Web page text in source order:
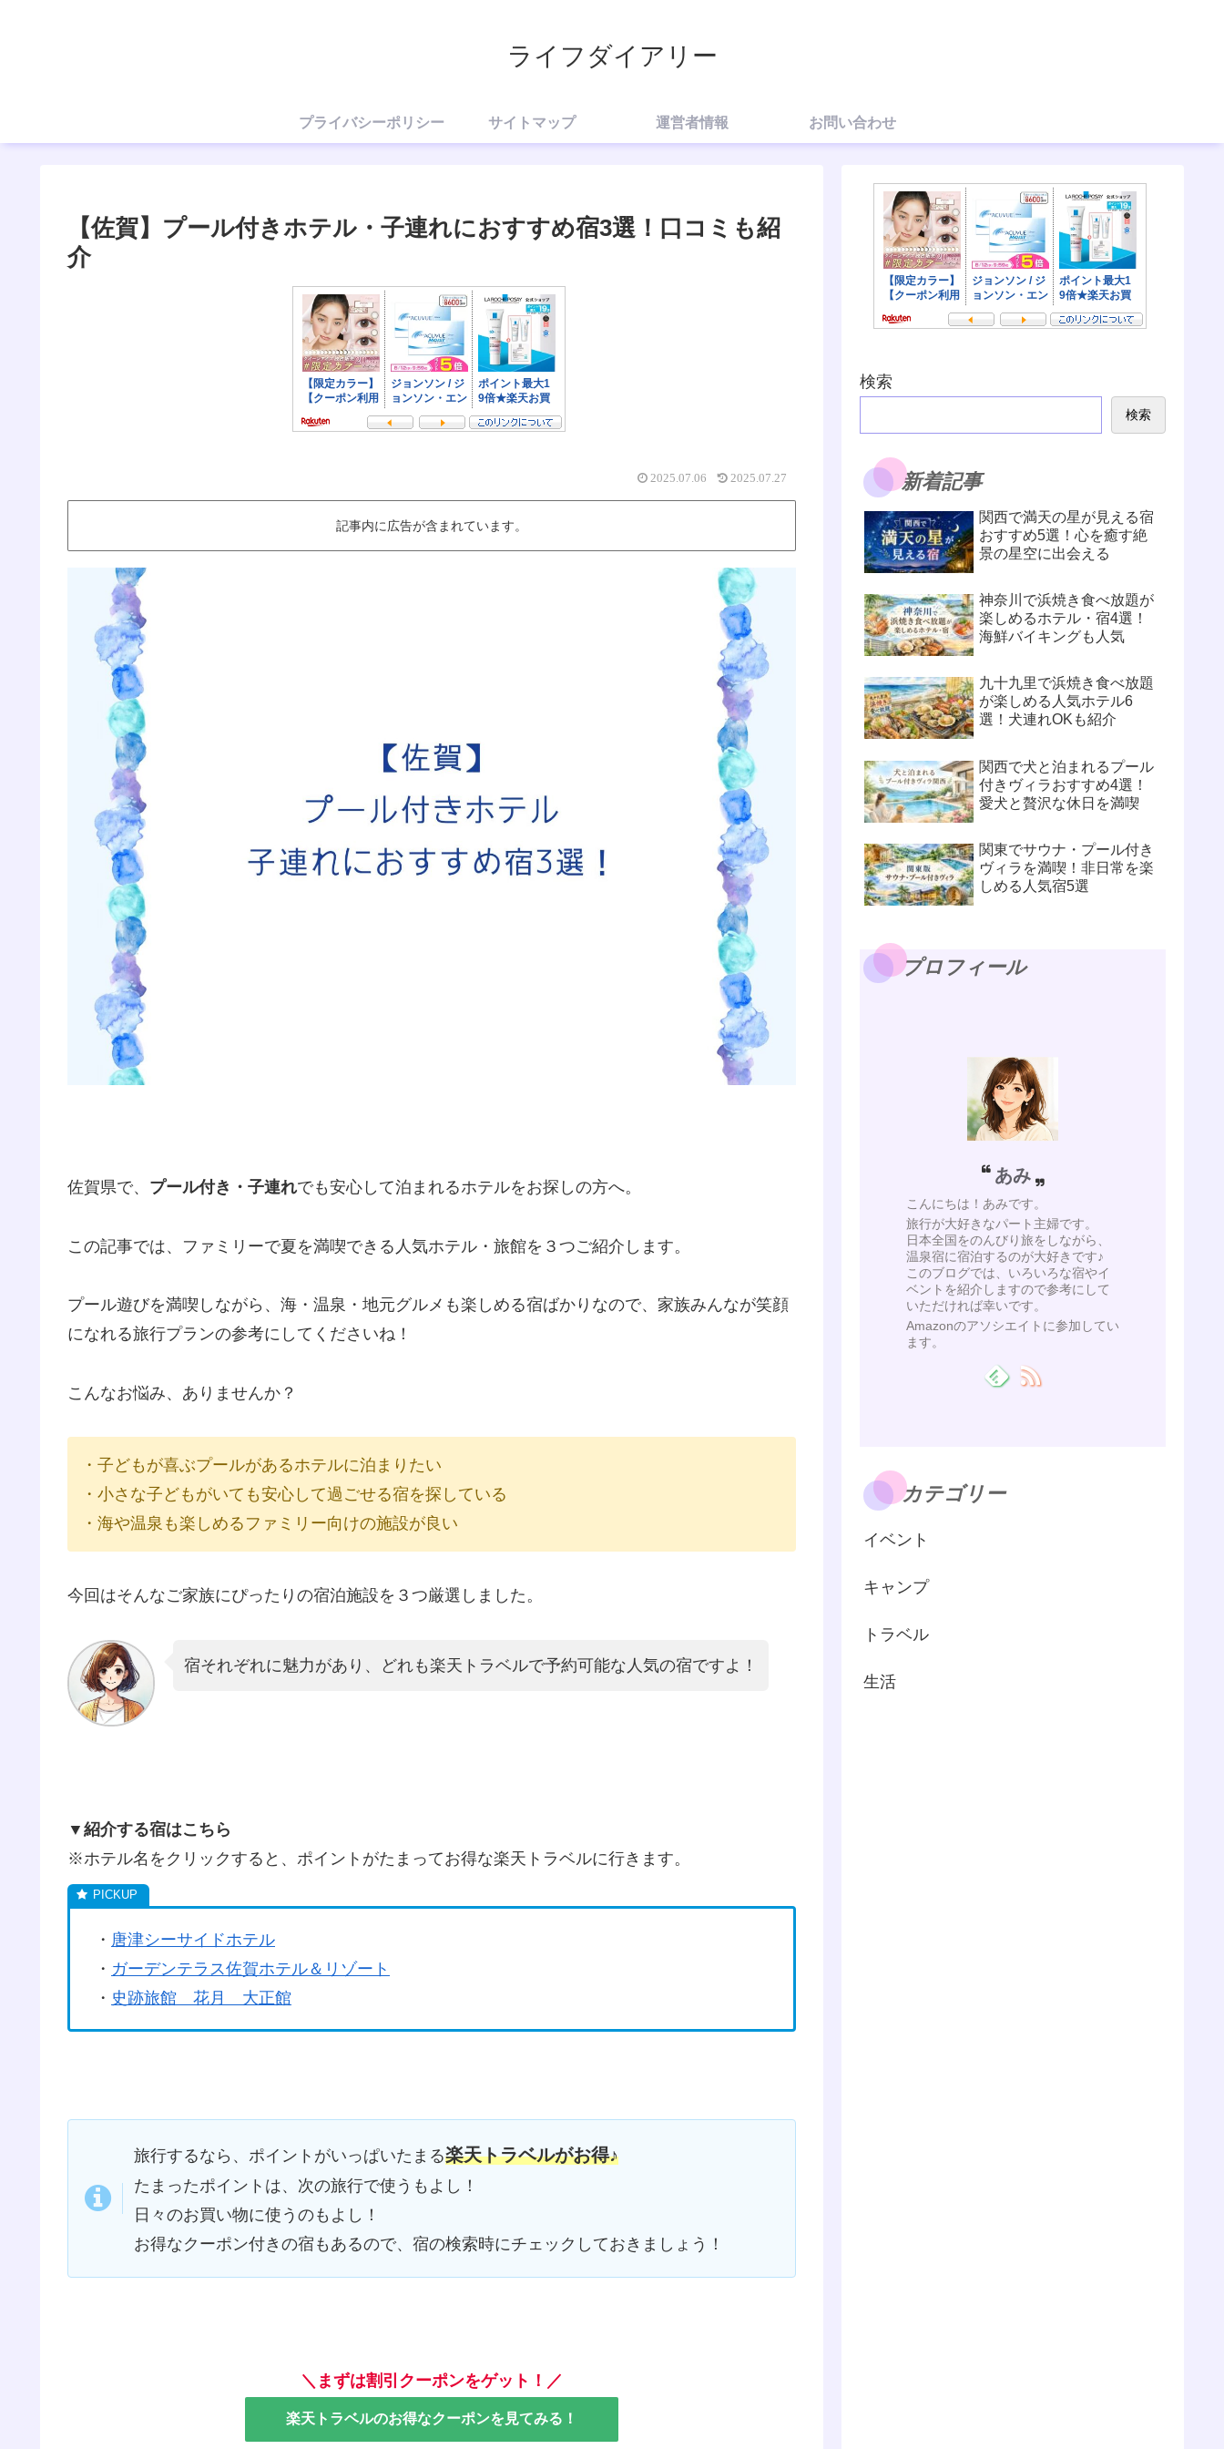
ライフダイアリー
プライバシーポリシー サイトマップ 運営者情報 お問い合わせ
【佐賀】プール付きホテル・子連れにおすすめ宿3選！口コミも紹
介
2025.07.06 2025.07.27
記事内に広告が含まれています。
佐賀県で、 プール付き・子連れでも安心して泊まれるホテルをお探しの方へ。
この記事では、ファミリーで夏を満喫できる人気ホテル・旅館を３つご紹介します。
プール遊びを満喫しながら、海・温泉・地元グルメも楽しめる宿ばかりなので、家族みんなが笑顔
になれる旅行プランの参考にしてくださいね！
こんなお悩み、ありませんか？
・子どもが喜ぶプールがあるホテルに泊まりたい
・小さな子どもがいても安心して過ごせる宿を探している
・海や温泉も楽しめるファミリー向けの施設が良い
今回はそんなご家族にぴったりの宿泊施設を３つ厳選しました。
宿それぞれに魅力があり、どれも楽天トラベルで予約可能な人気の宿ですよ！
▼紹介する宿はこちら
※ホテル名をクリックすると、ポイントがたまってお得な楽天トラベルに行きます。
・ 唐津シーサイドホテル
・ ガーデンテラス佐賀ホテル＆リゾート
・ 史跡旅館 花月 大正館
旅行するなら、ポイントがいっぱいたまる楽天トラベルがお得♪
たまったポイントは、次の旅行で使うもよし！
日々のお買い物に使うのもよし！
お得なクーポン付きの宿もあるので、宿の検索時にチェックしておきましょう！
＼まずは割引クーポンをゲット！／
楽天トラベルのお得なクーポンを見てみる！
検索
検索
新着記事
関西で満天の星が見える宿
おすすめ5選！心を癒す絶
景の星空に出会える
神奈川で浜焼き食べ放題が
楽しめるホテル・宿4選！
海鮮バイキングも人気
九十九里で浜焼き食べ放題
が楽しめる人気ホテル6
選！犬連れOKも紹介
関西で犬と泊まれるプール
付きヴィラおすすめ4選！
愛犬と贅沢な休日を満喫
関東でサウナ・プール付き
ヴィラを満喫！非日常を楽
しめる人気宿5選
プロフィール
あみ
こんにちは！あみです。
旅行が大好きなパート主婦です。
日本全国をのんびり旅をしながら、
温泉宿に宿泊するのが大好きです♪
このブログでは、いろいろな宿やイ
ベントを紹介しますので参考にして
いただければ幸いです。
Amazonのアソシエイトに参加してい
ます。
カテゴリー
イベント
キャンプ
トラベル
生活